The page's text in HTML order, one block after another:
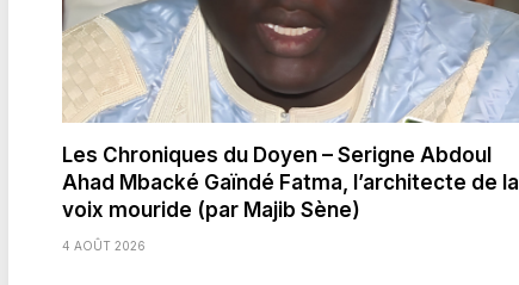
Les Chroniques du Doyen – Serigne Abdoul
Ahad Mbacké Gaïndé Fatma, l’architecte de la
voix mouride (par Majib Sène)
4 AOÛT 2026